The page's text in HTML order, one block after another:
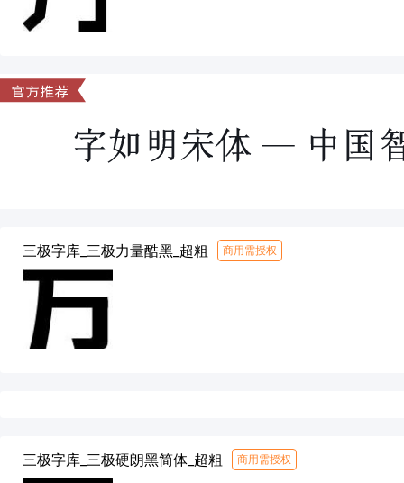
三极字库_三极力量酷黑_超粗 商用需授权
三极字库_三极硬朗黑简体_超粗 商用需授权